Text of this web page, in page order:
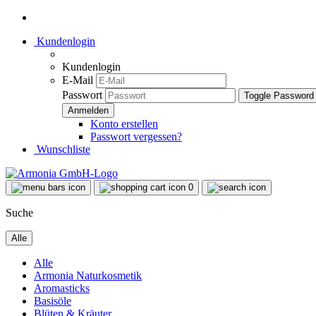
Kundenlogin
Kundenlogin
E-Mail
Passwort
Toggle
Konto erstellen
Passwort vergessen?
Wunschliste
0
Suche
Alle
Alle
Armonia Naturkosmetik
Aromasticks
Basisöle
Blüten & Kräuter